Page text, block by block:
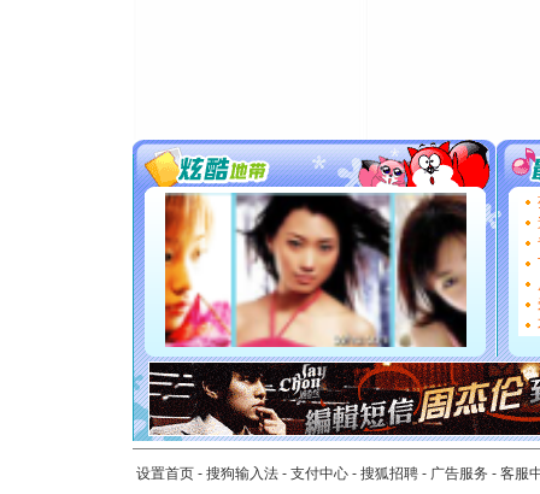
[圣诞节]
你太多
要平安
[圣诞节]
能正大
都要快乐
[圣诞节]
如意,快
[元旦]
断电。爱
你是我专
[元旦]如
起；二是
离。水晶
设置首页 - 搜狗输入法 - 支付中心 - 搜狐招聘 - 广告服务 - 客服